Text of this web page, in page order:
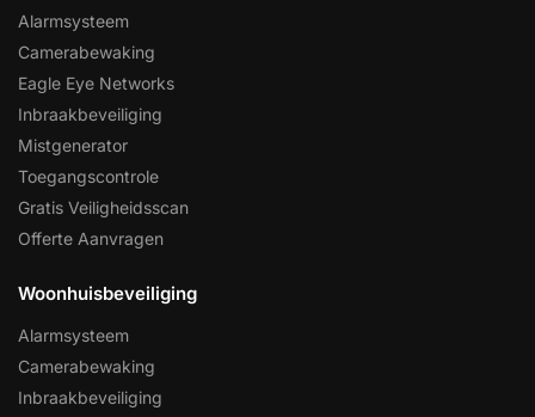
Alarmsysteem
Camerabewaking
Eagle Eye Networks
Inbraakbeveiliging
Mistgenerator
Toegangscontrole
Gratis Veiligheidsscan
Offerte Aanvragen
Woonhuisbeveiliging
Alarmsysteem
Camerabewaking
Inbraakbeveiliging